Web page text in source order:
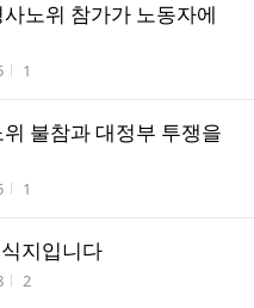
노위 참가가 노동자에
조회수
1
불참과 대정부 투쟁을
조회수
1
지입니다
조회수
2